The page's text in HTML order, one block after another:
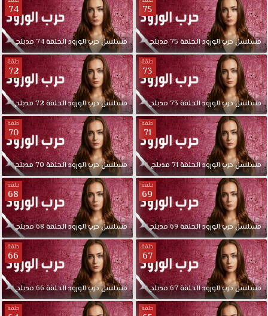
75
مسلسلحربالورودالحلقة75مدبلج
74
مسلسلحربالورودالحلقة74مدبلج
حلقة
73
مسلسلحربالورودالحلقة73مدبلج
حلقة
72
مسلسلحربالورودالحلقة72مدبلج
حلقة
71
مسلسلحربالورودالحلقة71مدبلج
حلقة
70
مسلسلحربالورودالحلقة70مدبلج
حلقة
69
مسلسلحربالورودالحلقة69مدبلج
حلقة
68
مسلسلحربالورودالحلقة68مدبلج
حلقة
67
مسلسلحربالورودالحلقة67مدبلج
حلقة
66
مسلسلحربالورودالحلقة66مدبلج
حلقة حلقة